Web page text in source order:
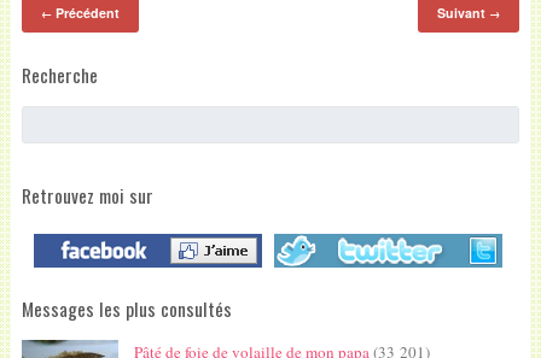
←Précédent Suivant →
Recherche
Retrouvez moi sur
Messages les plus consultés
Pâté de foie de volaille de mon papa(33 201)